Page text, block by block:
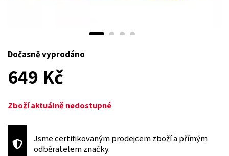
Dočasně vyprodáno
649 Kč
Zboží aktuálně nedostupné
Jsme certifikovaným prodejcem zboží a přímým
odběratelem značky.